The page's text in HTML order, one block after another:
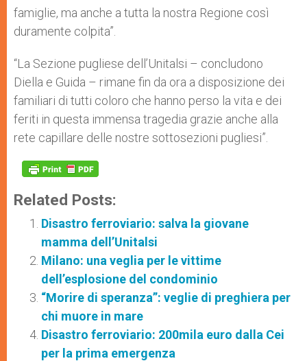
famiglie, ma anche a tutta la nostra Regione così
duramente colpita”.
“La Sezione pugliese dell’Unitalsi – concludono
Diella e Guida – rimane fin da ora a disposizione dei
familiari di tutti coloro che hanno perso la vita e dei
feriti in questa immensa tragedia grazie anche alla
rete capillare delle nostre sottosezioni pugliesi”.
Related Posts:
Disastro ferroviario: salva la giovane
mamma dell’Unitalsi
Milano: una veglia per le vittime
dell’esplosione del condominio
“Morire di speranza”: veglie di preghiera per
chi muore in mare
Disastro ferroviario: 200mila euro dalla Cei
per la prima emergenza